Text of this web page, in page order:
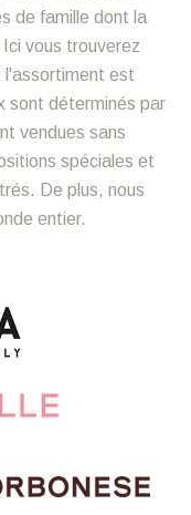
de famille dont la
vous trouverez
l'assortiment est
sont déterminés par
vendues sans
spéciales et
De plus, nous
entier.